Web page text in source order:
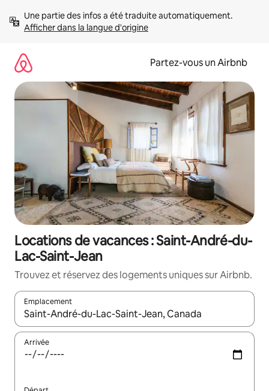
directement
Afficher dans la langue d'origine
Partez-vous un Airbnb
Locations de vacances : Saint-André-du-
Lac-Saint-Jean
Trouvez et réservez des logements uniques sur Airbnb.
Emplacement
Quand les résultats sont affichés, parcourez-les en utilisant
Arrivée